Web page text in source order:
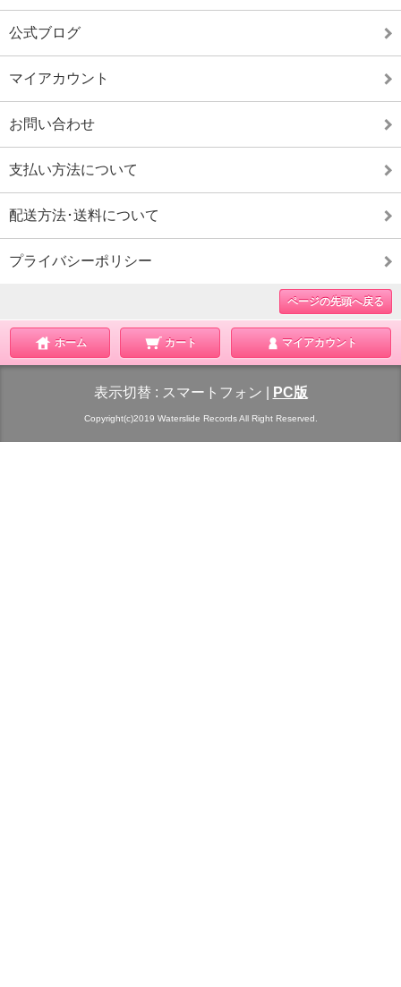
公式ブログ
マイアカウント
お問い合わせ
支払い方法について
配送方法･送料について
プライバシーポリシー
ページの先頭へ戻る
ホーム カート マイアカウント
表示切替 : スマートフォン PC版
Copyright(c)2019 Waterslide Records All Right Reserved.